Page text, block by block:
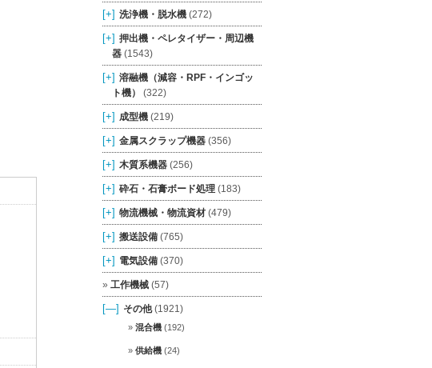
[+] 洗浄機・脱水機(272)
[+] 押出機・ペレタイザー・周辺機
器(1543)
[+] 溶融機（減容・RPF・インゴッ
ト機）
(322)
[+] 成型機(219)
[+] 金属スクラップ機器(356)
[+] 木質系機器(256)
[+] 砕石・石膏ボード処理(183)
[+] 物流機械・物流資材(479)
[+] 搬送設備(765)
[+] 電気設備(370)
工作機械(57)
[—] その他(1921)
混合機(192)
供給機(24)